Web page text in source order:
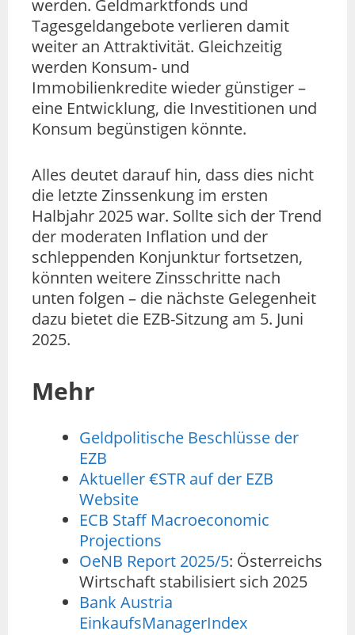
werden. Geldmarktfonds und
Tagesgeldangebote verlieren damit
weiter an Attraktivität. Gleichzeitig
werden Konsum- und
Immobilienkredite wieder günstiger –
eine Entwicklung, die Investitionen und
Konsum begünstigen könnte.
Alles deutet darauf hin, dass dies nicht
die letzte Zinssenkung im ersten
Halbjahr 2025 war. Sollte sich der Trend
der moderaten Inflation und der
schleppenden Konjunktur fortsetzen,
könnten weitere Zinsschritte nach
unten folgen – die nächste Gelegenheit
dazu bietet die EZB-Sitzung am 5. Juni
2025.
Mehr
Geldpolitische Beschlüsse der
EZB
Aktueller €STR auf der EZB
Website
ECB Staff Macroeconomic
Projections
OeNB Report 2025/5: Österreichs
Wirtschaft stabilisiert sich 2025
Bank Austria
EinkaufsManagerIndex